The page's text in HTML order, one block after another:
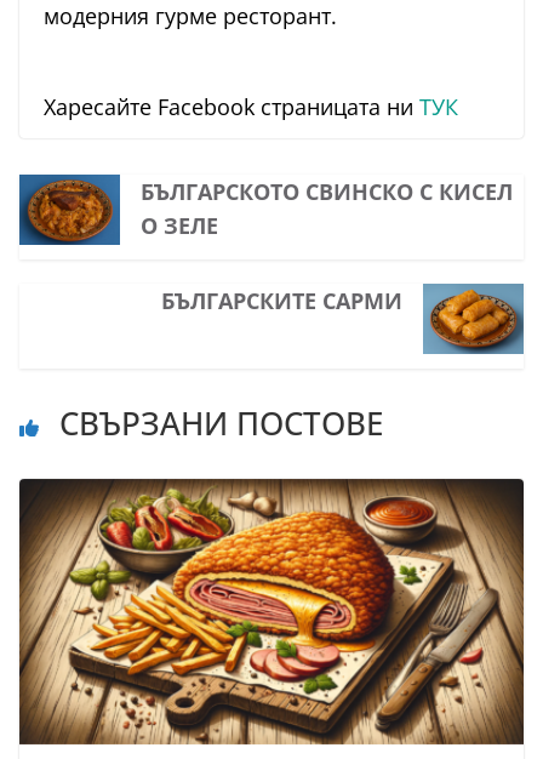
модерния гурме ресторант.
Харесайте Facebook страницата ни ТУК
БЪЛГАРСКОТО СВИНСКО С КИСЕЛ
О ЗЕЛЕ
БЪЛГАРСКИТЕ САРМИ
СВЪРЗАНИ ПОСТОВЕ